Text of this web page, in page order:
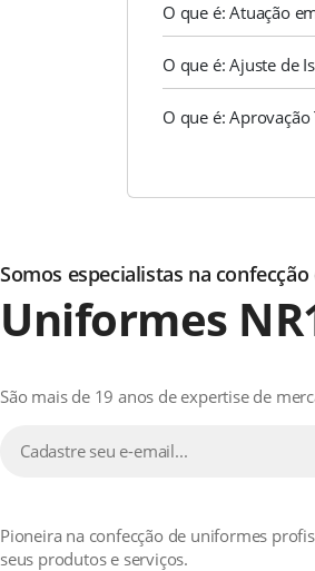
O que é: Atuação
O que é: Ajuste de
O que é: Aprovação
Somos especialistas na confecção
Uniformes
São mais de 19 anos de expertise de
Pioneira na confecção de uniformes
seus produtos e serviços.